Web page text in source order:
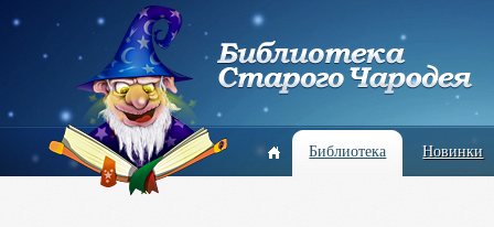
Библиотека Новинки